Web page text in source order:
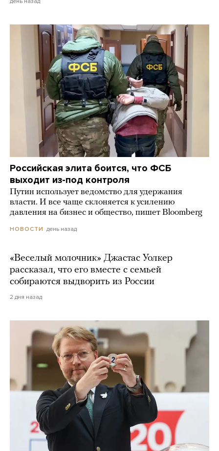
Российская элита боится, что ФСБ
выходит из-под контроля
Путин использует ведомство для удержания
власти. И все чаще склоняется к усилению
давления на бизнес и общество, пишет Bloomberg
НОВОСТИ день назад
«Веселый молочник» Джастас Уолкер
рассказал, что его вместе с семьей
собираются выдворить из России
2 дня назад